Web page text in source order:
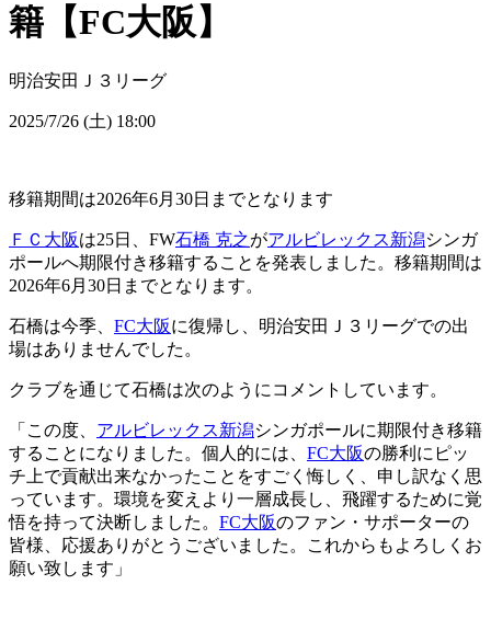
籍【FC大阪】
明治安田Ｊ３リーグ
2025/7/26 (土) 18:00
移籍期間は2026年6月30日までとなります
ＦＣ大阪は25日、FW石橋 克之がアルビレックス新潟シンガ
ポールへ期限付き移籍することを発表しました。移籍期間は
2026年6月30日までとなります。
石橋は今季、 FC大阪に復帰し、明治安田Ｊ３リーグでの出
場はありませんでした。
クラブを通じて石橋は次のようにコメントしています。
「この度、 アルビレックス新潟シンガポールに期限付き移籍
することになりました。個人的には、 FC大阪の勝利にピッ
チ上で貢献出来なかったことをすごく悔しく、申し訳なく思
っています。環境を変えより一層成長し、飛躍するために覚
悟を持って決断しました。 FC大阪のファン・サポーターの
皆様、応援ありがとうございました。これからもよろしくお
願い致します」